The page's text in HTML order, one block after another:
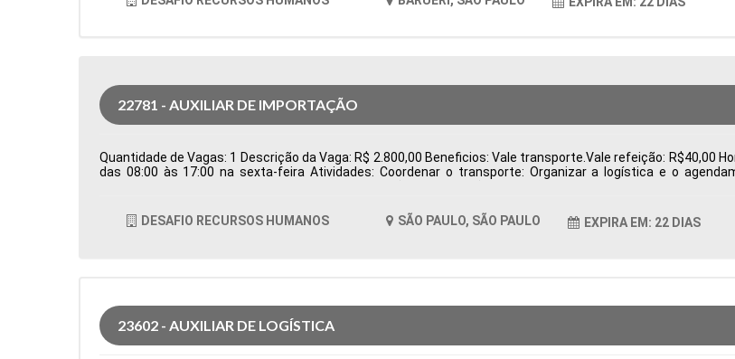
22781 - AUXILIAR DE IMPORTAÇÃO
Quantidade de Vagas: 1 Descrição da Vaga: R$ 2.800,00 Beneficios: Vale transporte.Vale refeição: R$40,00
das 08:00 às 17:00 na sexta-feira Atividades: Coordenar o transporte: Organizar a logística e o
logísticos, como erros em agendamentos ou documentos Tipo de contratação: CLT Cidade: São Paulo,
Formação Acadêmica: Características Comportamentais:
DESAFIO RECURSOS HUMANOS SÃO PAULO, SÃO PAULO EXPIRA EM: 22 DIAS
23602 - AUXILIAR DE LOGÍSTICA